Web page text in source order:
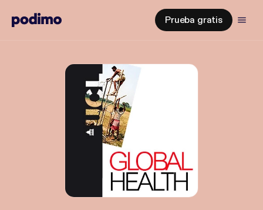
Prueba gratis